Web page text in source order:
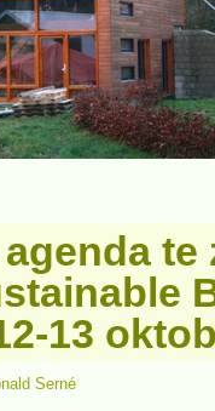
te
13
Serné